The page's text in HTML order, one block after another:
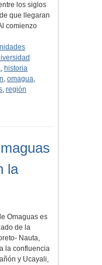
los siglos
que llegaran
comienzo
, historia
, omagua,
, región
la
Omaguas es
de la
Nauta,
la confluencia
y Ucayali,